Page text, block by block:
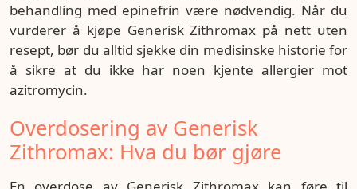
behandling med epinefrin være nødvendig. Når du
vurderer å kjøpe Generisk Zithromax på nett uten
resept, bør du alltid sjekke din medisinske historie for
å sikre at du ikke har noen kjente allergier mot
azitromycin.
Overdosering av Generisk
Zithromax: Hva du bør gjøre